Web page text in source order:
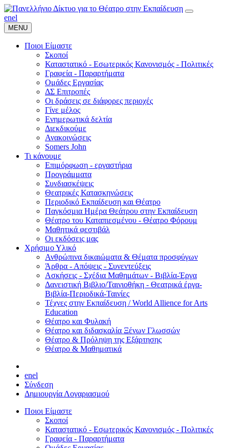
enel
MENU
Ποιοι Είμαστε
Σκοποί
Καταστατικό - Εσωτερικός Κανονισμός - Πολιτικές
Γραφεία - Παραρτήματα
Ομάδες Εργασίας
ΔΣ Επιτροπές
Οι δράσεις σε διάφορες περιοχές
Γίνε μέλος
Ενημερωτικά δελτία
Διεκδικούμε
Ανακοινώσεις
Somers John
Τι κάνουμε
Επιμόρφωση - εργαστήρια
Προγράμματα
Συνδιασκέψεις
Θεατρικές Κατασκηνώσεις
Περιοδικό Εκπαίδευση και Θέατρο
Παγκόσμια Ημέρα Θεάτρου στην Εκπαίδευση
Θέατρο του Καταπιεσμένου - Θέατρο Φόρουμ
Μαθητικά φεστιβάλ
Οι εκδόσεις μας
Χρήσιμο Υλικό
Ανθρώπινα δικαιώματα & Θέματα προσφύγων
Άρθρα - Απόψεις - Συνεντεύξεις
Ασκήσεις - Σχέδια Μαθημάτων - Βιβλία-Έργα
Δανειστική Βιβλιο/Ταινιοθήκη - Θεατρικά έργα-
Βιβλία-Περιοδικά-Ταινίες
Τέχνες στην Εκπαίδευση / World Allience for Arts
Education
Θέατρο και Φυλακή
Θέατρο και διδασκαλία Ξένων Γλωσσών
Θέατρο & Πρόληψη της Εξάρτησης
Θέατρο & Μαθηματικά
enel
Σύνδεση
Δημιουργία Λογαριασμού
Ποιοι Είμαστε
Σκοποί
Καταστατικό - Εσωτερικός Κανονισμός - Πολιτικές
Γραφεία - Παραρτήματα